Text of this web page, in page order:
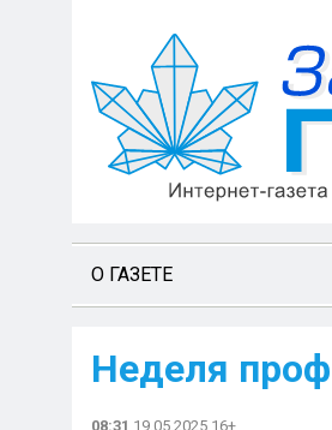
О ГАЗЕТЕ
Неделя
08:31 19.05.2025 16+